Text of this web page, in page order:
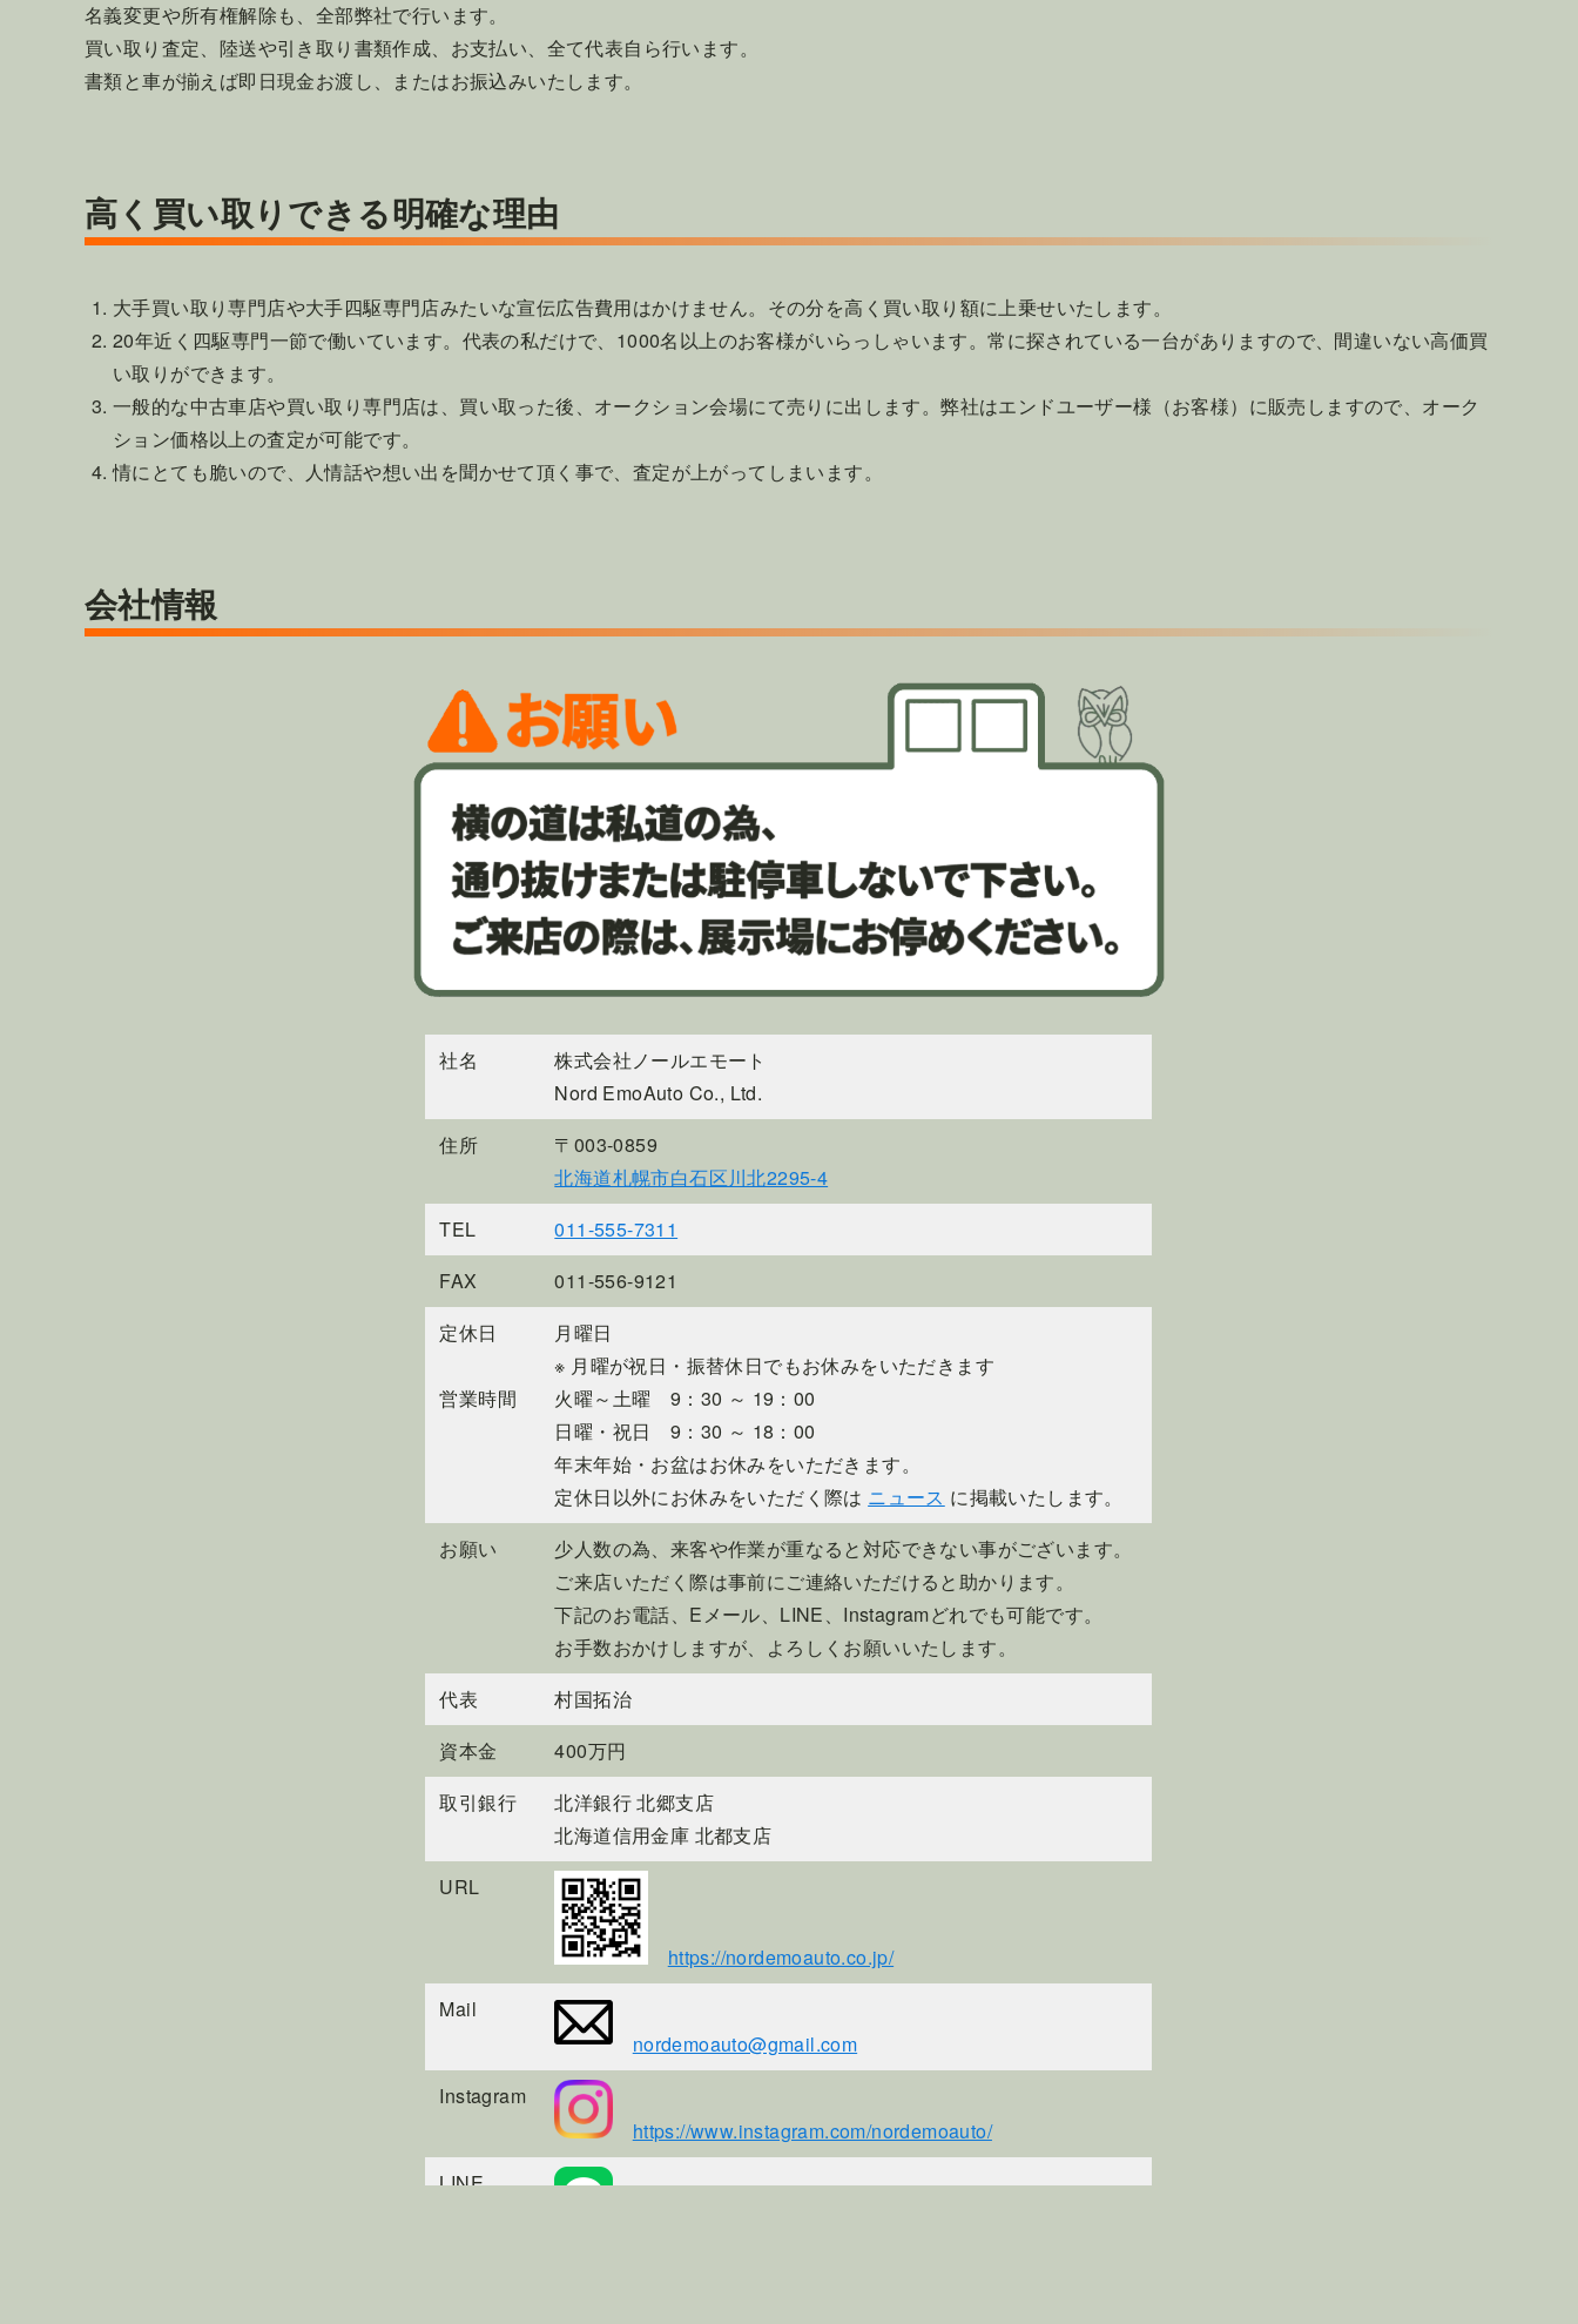
名義変更や所有権解除も、全部弊社で行います。
買い取り査定、陸送や引き取り書類作成、お支払い、全て代表自ら行います。
書類と車が揃えば即日現金お渡し、またはお振込みいたします。
高く買い取りできる明確な理由
大手買い取り専門店や大手四駆専門店みたいな宣伝広告費用はかけません。その分を高く買い取り額に上乗せいたします。
20年近く四駆専門一節で働いています。代表の私だけで、1000名以上のお客様がいらっしゃいます。常に探されている一台がありますので、間違いない高価買
い取りができます。
一般的な中古車店や買い取り専門店は、買い取った後、オークション会場にて売りに出します。弊社はエンドユーザー様（お客様）に販売しますので、オーク
ション価格以上の査定が可能です。
情にとても脆いので、人情話や想い出を聞かせて頂く事で、査定が上がってしまいます。
会社情報
社名
株式会社ノールエモート
Nord EmoAuto Co., Ltd.
住所
〒003-0859
北海道札幌市白石区川北2295-4
TEL
011-555-7311
FAX
011-556-9121
定休日
営業時間
月曜日
※ 月曜が祝日・振替休日でもお休みをいただきます
火曜～土曜 9：30 ～ 19：00
日曜・祝日 9：30 ～ 18：00
年末年始・お盆はお休みをいただきます。
定休日以外にお休みをいただく際は ニュース に掲載いたします。
お願い
少人数の為、来客や作業が重なると対応できない事がございます。
ご来店いただく際は事前にご連絡いただけると助かります。
下記のお電話、Eメール、LINE、Instagramどれでも可能です。
お手数おかけしますが、よろしくお願いいたします。
代表
村国拓治
資本金
400万円
取引銀行
北洋銀行 北郷支店
北海道信用金庫 北都支店
URL
https://nordemoauto.co.jp/
Mail
nordemoauto@gmail.com
Instagram
https://www.instagram.com/nordemoauto/
LINE